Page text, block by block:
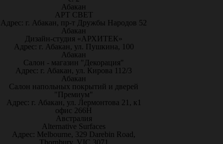
Абакан
АРТ СВЕТ
Адрес: г. Абакан, пр-т Дружбы Народов 52
Абакан
Дизайн-студия «АРХИТЕК»
Адрес: г. Абакан, ул. Пушкина, 100
Абакан
Салон - магазин "Декорация"
Адрес: г. Абакан, ул. Кирова 112/3
Абакан
Салон напольных покрытий и дверей
"Премиум"
Адрес: г. Абакан, ул. Лермонтова 21, к1
офис 266Н
Австралия
Alternative Surfaces
Адрес: Melbourne, 329 Darebin Road,
Thornbury, VIC 3071